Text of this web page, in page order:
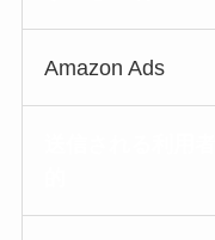
Amazon Ads